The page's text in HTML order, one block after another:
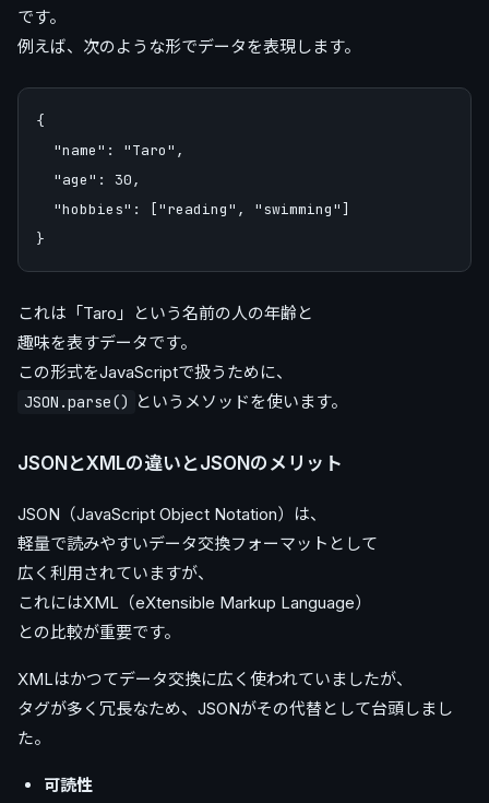
です。
例えば、次のような形でデータを表現します。
{
  "name": "Taro",
  "age": 30,
  "hobbies": ["reading", "swimming"]
これは「Taro」という名前の人の年齢と
趣味を表すデータです。
この形式をJavaScriptで扱うために、
JSON.parse() というメソッドを使います。
JSONとXMLの違いとJSONのメリット
JSON（JavaScript Object Notation）は、
軽量で読みやすいデータ交換フォーマットとして
広く利用されていますが、
これにはXML（eXtensible Markup Language）
との比較が重要です。
XMLはかつてデータ交換に広く使われていましたが、
タグが多く冗長なため、JSONがその代替として台頭しまし
た。
可読性